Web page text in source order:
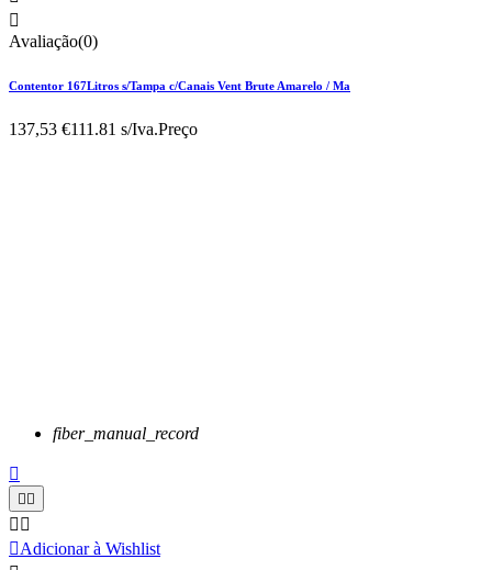

Avaliação(0)
Contentor 167Litros s/Tampa c/Canais Vent Brute Amarelo / Ma
137,53 €111.81 s/Iva.Preço
fiber_manual_record

 
 
Adicionar à Wishlist